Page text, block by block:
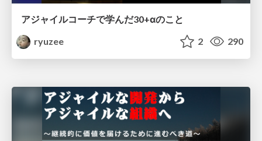
アジャイルコーチで学んだ30+αのこと
ryuzee
2 290